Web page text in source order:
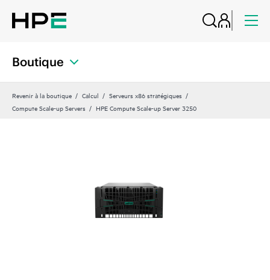
Boutique
Revenir à la boutique Calcul
Serveurs x86 stratégiques
Compute Scale-up Servers
HPE Compute Scale-up Server 3250